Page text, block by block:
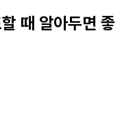
때 알아두면 좋